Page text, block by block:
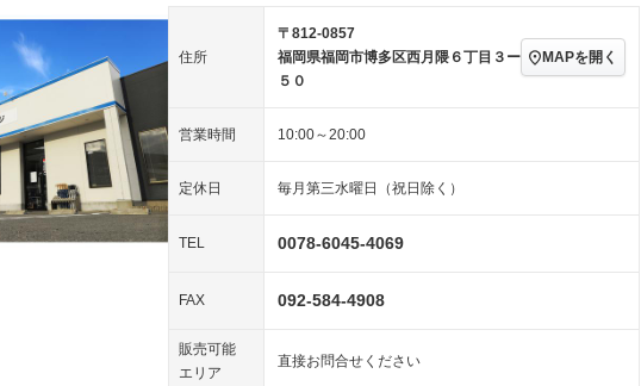
装備略号／用語解説
エアロ スマートキー
パワーシート 3列シート ベンチシート
－ チップアップシート
ウォークスルー
－ シートエアコン 全周囲カメラ －
－ エアサスペンション
住所
〒812-0857
福岡県福岡市博多区西月隈６丁目３ー
５０
MAPを開く
営業時間 10:00～20:00
定休日 毎月第三水曜日（祝日除く）
TEL 0078-6045-4069
FAX 092-584-4908
販売可能
エリア
直接お問合せください